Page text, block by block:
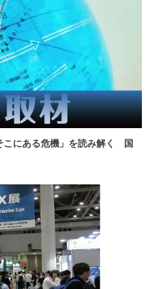
こにある危機」を読み解く 国